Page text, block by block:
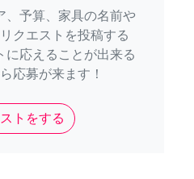
、予算、家具の名前や
クエストを投稿する
に応えることが出来る
応募が来ます！
トをする